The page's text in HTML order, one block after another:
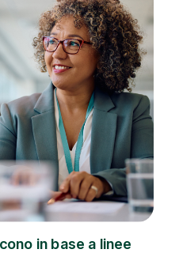
in base a linee